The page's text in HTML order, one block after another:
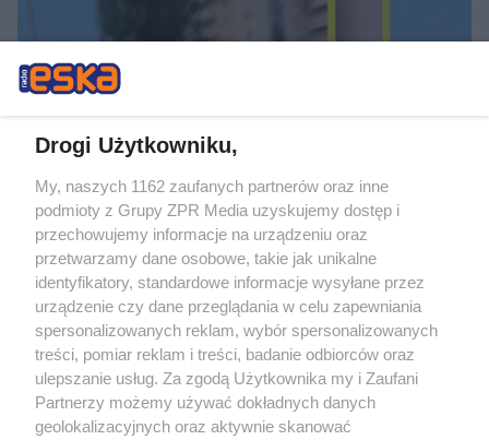
ATAK NA TLE NARODOWOŚCIOWYM
Szokujące wideo z Krakowa. "Mięśniak"
policja
NAJNOWSZE NEWSY:
Drogi Użytkowniku,
My, naszych 1162 zaufanych partnerów oraz inne
podmioty z Grupy ZPR Media uzyskujemy dostęp i
przechowujemy informacje na urządzeniu oraz
przetwarzamy dane osobowe, takie jak unikalne
identyfikatory, standardowe informacje wysyłane przez
urządzenie czy dane przeglądania w celu zapewniania
spersonalizowanych reklam, wybór spersonalizowanych
treści, pomiar reklam i treści, badanie odbiorców oraz
ulepszanie usług. Za zgodą Użytkownika my i Zaufani
Partnerzy możemy używać dokładnych danych
geolokalizacyjnych oraz aktywnie skanować